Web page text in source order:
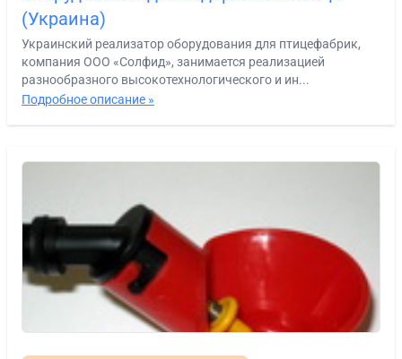
(Украина)
Украинский реализатор оборудования для птицефабрик,
компания ООО «Солфид», занимается реализацией
разнообразного высокотехнологического и ин...
Подробное описание »